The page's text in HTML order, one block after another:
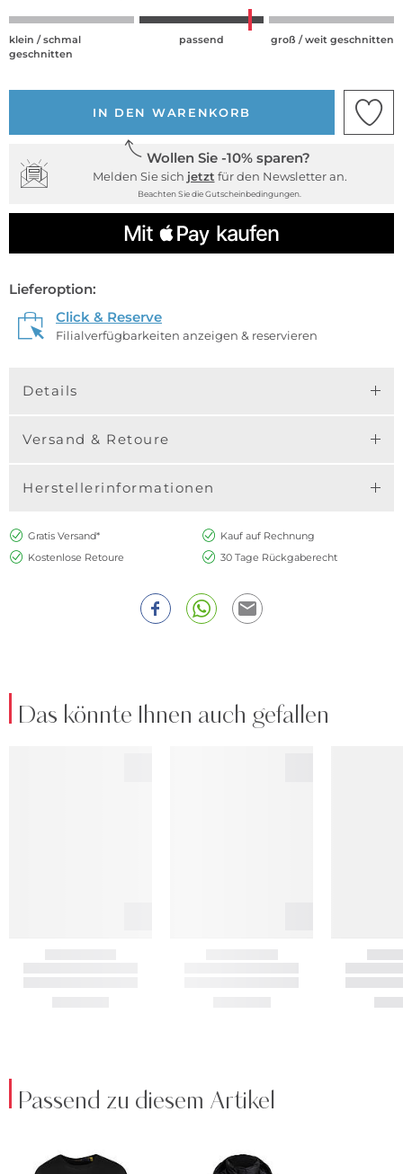
klein / schmal
geschnitten
passend groß / weit geschnitten
IN DEN WARENKORB
Wollen Sie -10% sparen?
Melden Sie sich jetzt für den Newsletter an.
Beachten Sie die Gutscheinbedingungen.
Lieferoption:
Click & Reserve
Filialverfügbarkeiten anzeigen & reservieren
Details
Versand & Retoure
Herstellerinformationen
Gratis Versand*
Kauf auf Rechnung
Kostenlose Retoure
30 Tage Rückgaberecht
Das könnte Ihnen auch gefallen
Passend zu diesem Artikel